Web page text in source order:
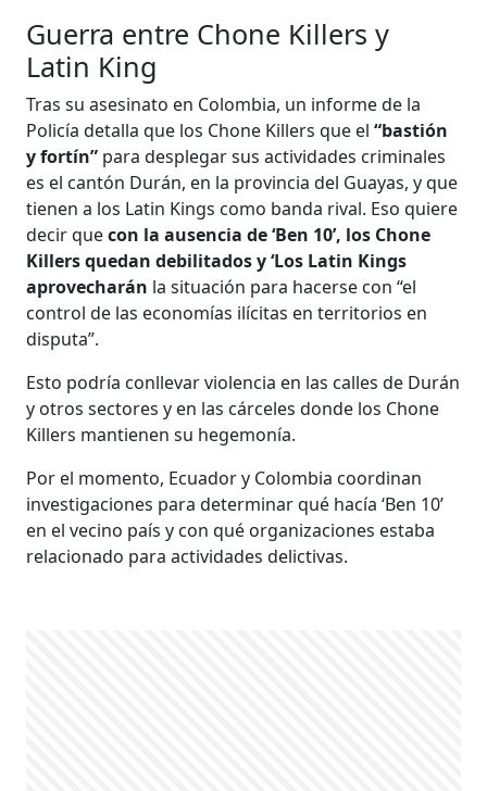
Guerra entre Chone Killers y
Latin King
Tras su asesinato en Colombia, un informe de la
Policía detalla que los Chone Killers que el“bastión
y fortín” para desplegar sus actividades criminales
es el cantón Durán, en la provincia del Guayas, y que
tienen a los Latin Kings como banda rival. Eso quiere
decir quecon la ausencia de ‘Ben 10’, los Chone
Killers quedan debilitados y ‘Los Latin Kings
aprovecharán la situación para hacerse con “el
control de las economías ilícitas en territorios en
disputa”.
Esto podría conllevar violencia en las calles de Durán
y otros sectores y en las cárceles donde los Chone
Killers mantienen su hegemonía.
Por el momento, Ecuador y Colombia coordinan
investigaciones para determinar qué hacía ‘Ben 10’
en el vecino país y con qué organizaciones estaba
relacionado para actividades delictivas.